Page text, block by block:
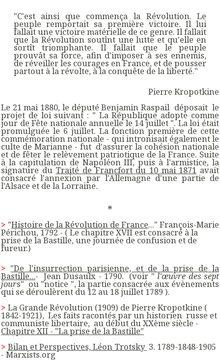
"C'est ainsi que commença la Révolution. Le
peuple remportait sa première victoire. Il lui
fallait une victoire matérielle de ce genre. Il fallait
que la Révolution soutînt une lutte et qu'elle en
sortît triomphante. Il fallait que le peuple
prouvât sa force, afin d'imposer à ses ennemis,
de réveiller les courages en France, et de pousser
partout à la révolte, à la conquête de la liberté."
Pierre Kropotkine
Le 21 mai 1880, le député Benjamin Raspail déposait le
projet de loi suivant : " La République adopte comme
jour de Fête nationale annuelle le 14 juillet ". La loi était
promulguée le 6 juillet. La fonction première de cette
commémoration nationale - qui intronisait également le
culte de Marianne - fut d'assurer la cohésion nationale
et de fêter le relèvement patriotique de la France. Suite
à la capitulation de Napoléon III, puis à l'armistice, la
signature du Traité de Francfort du 10 mai 1871 avait
consacré l'annexion par l'Allemagne d'une partie de
l'Alsace et de la Lorraine.
*
> "Histoire de la Révolution de France..." François-Marie
Périchou, 1792 - ( Le chapitre XVII est consacré à la
prise de la Bastille, une journée de confusion et de
fureur.)
> "De l'insurrection parisienne, et de la prise de la
Bastille...- Jean Dusaulx - 1790. (voir "l'œuvre des sept
jours" ou "notice ", la partie consacrée aux évènements
qui se déroulèrent du 12 au 18 juillet 1789 ).
> La Grande Révolution (1909) de Pierre Kropotkine (
1842-1921), Les faits racontés par un historien russe et
communiste libertaire, au début du XXème siècle -
Chapitre XII - "La prise de la Bastille"
> Bilan et Perspectives, Léon Trotsky 3. 1789-1848-1905
- Marxists.org